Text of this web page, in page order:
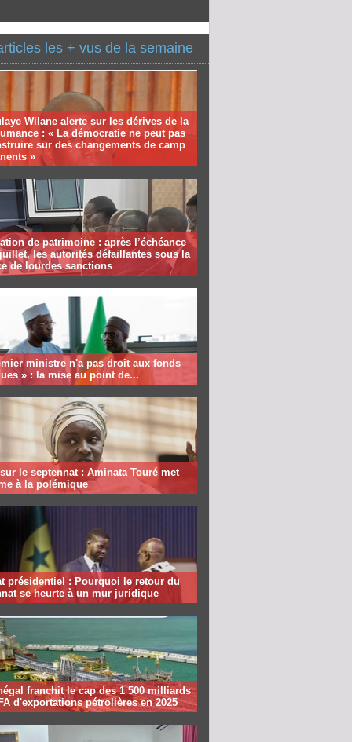
les + vus de la semaine
Wilane alerte sur les dérives de la
: « La démocratie ne peut pas
sur des changements de camp
»
de patrimoine : après l’échéance
les autorités défaillantes sous la
de lourdes sanctions
ministre n'a pas droit aux fonds
» : la mise au point de...
le septennat : Aminata Touré met
à la polémique
présidentiel : Pourquoi le retour du
se heurte à un mur juridique
franchit le cap des 1 500 milliards
d'exportations pétrolières en 2025